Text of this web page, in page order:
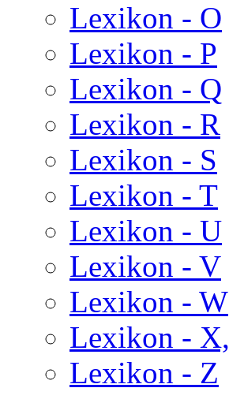
Lexikon - O
Lexikon - P
Lexikon - Q
Lexikon - R
Lexikon - S
Lexikon - T
Lexikon - U
Lexikon - V
Lexikon - W
Lexikon -
Lexikon - Z